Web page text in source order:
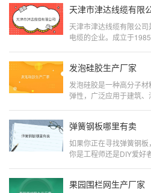
参考信息。
天津市津达线缆有限
天津市津达线缆有限公
电缆的企业。成立于
旨，不断追求创新...
发泡硅胶生产厂家
发泡硅胶是一种高分子
弹性，广泛应用于建筑、
胶生产厂家。
弹簧钢板哪里有卖
如果你正在寻找弹簧钢
你是工程师还是DIY爱好
行生产还是只需...
果园围栏网生产厂家